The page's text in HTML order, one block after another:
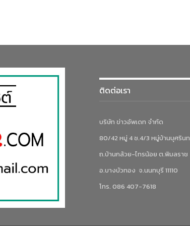
ติดต่อเรา
บริษัท ข่าวอัพเดท จำกัด
80/42 หมู่ 4 ซ.4/3 หมู่บ้านบุศริน
ถ.บ้านกล้วย-ไทรน้อย ต.พิมลราช
อ.บางบัวทอง จ.นนทบุรี 11110
โทร. 086 407-7618